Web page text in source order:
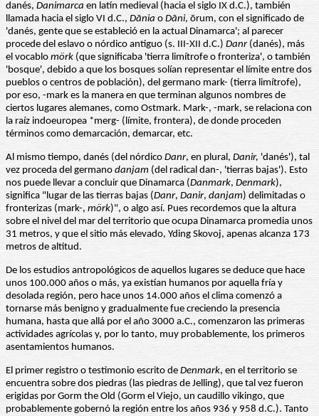
danés, Danimarca en latín medieval (hacia el siglo IX d.C.), también
llamada hacia el siglo VI d.C., Dānia o Dāni, ōrum, con el significado de
'danés, gente que se estableció en la actual Dinamarca'; al parecer
procede del eslavo o nórdico antiguo (s. III-XII d.C.) Danr(danés), más
el vocablo mörk (que significaba 'tierra limítrofe o fronteriza', o también
'bosque', debido a que los bosques solían representar el límite entre dos
pueblos o centros de población), del germano mark- (tierra limítrofe),
por eso, -mark es la manera en que terminan algunos nombres de
ciertos lugares alemanes, como Ostmark. Mark-, -mark, se relaciona con
la raíz indoeuropea *merg- (límite, frontera), de donde proceden
términos como demarcación, demarcar, etc.
Al mismo tiempo, danés (del nórdico Danr, en plural, Danir, 'danés'), tal
vez proceda del germano danjam (del radical dan-, 'tierras bajas'). Esto
nos puede llevar a concluir que Dinamarca (Danmark, Denmark),
significa "lugar de las tierras bajas (Danr, Danir, danjam) delimitadas o
fronterizas (mark-, mörk)", o algo así. Pues recordemos que la altura
sobre el nivel del mar del territorio que ocupa Dinamarca promedia unos
31 metros, y que el sitio más elevado, Yding Skovoj, apenas alcanza 173
metros de altitud.
De los estudios antropológicos de aquellos lugares se deduce que hace
unos 100.000 años o más, ya existían humanos por aquella fría y
desolada región, pero hace unos 14.000 años el clima comenzó a
tornarse más benigno y gradualmente fue creciendo la presencia
humana, hasta que allá por el año 3000 a.C., comenzaron las primeras
actividades agrícolas y, por lo tanto, muy probablemente, los primeros
asentamientos humanos.
El primer registro o testimonio escrito de Denmark, en el territorio se
encuentra sobre dos piedras (las piedras de Jelling), que tal vez fueron
erigidas por Gorm the Old (Gorm el Viejo, un caudillo vikingo, que
probablemente gobernó la región entre los años 936 y 958 d.C.). Tanto